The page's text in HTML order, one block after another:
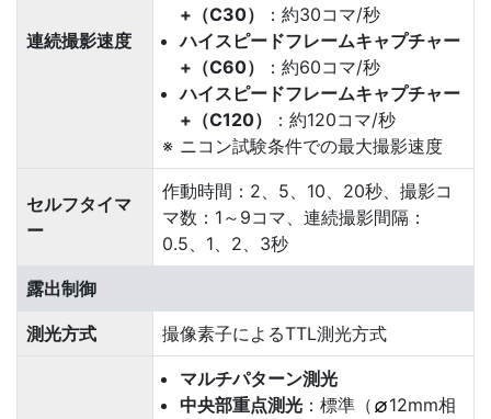
連続撮影速度
+（C30）
：約30コマ/秒
ハイスピードフレームキャプチャー
+（C60）
：約60コマ/秒
ハイスピードフレームキャプチャー
+（C120）
：約120コマ/秒
ニコン試験条件での最大撮影速度
セルフタイマ
ー
作動時間：2、5、10、20秒、撮影コ
マ数：1～9コマ、連続撮影間隔：
0.5、1、2、3秒
露出制御
測光方式 撮像素子によるTTL測光方式
マルチパターン測光
中央部重点測光 ：標準（
12mm相